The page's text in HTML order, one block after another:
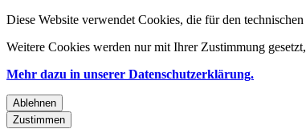
Diese Website verwendet Cookies, die für den
Weitere Cookies werden nur mit Ihrer Zustimmung
Mehr dazu in unserer Datenschutzerklärung.
Ablehnen
Zustimmen